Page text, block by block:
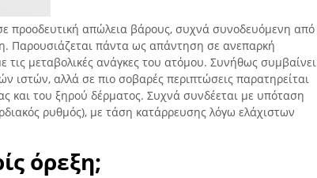
προοδευτική απώλεια βάρους, συχνά συνοδευόμενη από
Παρουσιάζεται πάντα ως απάντηση σε ανεπαρκή
μεταβολικές ανάγκες του ατόμου. Συνήθως συμβαίνει
ιστών, αλλά σε πιο σοβαρές περιπτώσεις παρατηρείται
και του ξηρού δέρματος. Συχνά συνδέεται με υπόταση
ρυθμός), με τάση κατάρρευσης λόγω ελάχιστων
όρεξη;